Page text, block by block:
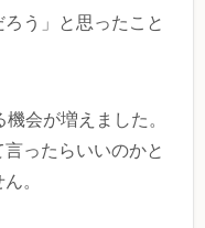
ろう」と思ったこと
会が増えました。
ったらいいのかと
。